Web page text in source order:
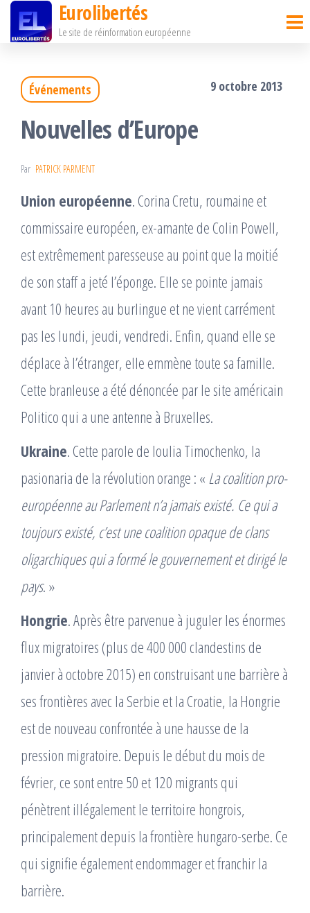
Passer
Eurolibertés
Le site de réinformation européenne
Événements 9 octobre 2013
Nouvelles d’Europe
Par PATRICK PARMENT
Union européenne. Corina Cretu, roumaine et
commissaire européen, ex-amante de Colin Powell,
est extrêmement paresseuse au point que la moitié
de son staff a jeté lʼéponge. Elle se pointe jamais
avant 10 heures au burlingue et ne vient carrément
pas les lundi, jeudi, vendredi. Enfin, quand elle se
déplace à lʼétranger, elle emmène toute sa famille.
Cette branleuse a été dénoncée par le site américain
Politico qui a une antenne à Bruxelles.
Ukraine. Cette parole de Ioulia Timochenko, la
pasionaria de la révolution orange : « La coalition pro-
européenne au Parlement nʼa jamais existé. Ce qui a
toujours existé, cʼest une coalition opaque de clans
oligarchiques qui a formé le gouvernement et dirigé le
pays. »
Hongrie. Après être parvenue à juguler les énormes
flux migratoires (plus de 400 000 clandestins de
janvier à octobre 2015) en construisant une barrière à
ses frontières avec la Serbie et la Croatie, la Hongrie
est de nouveau confrontée à une hausse de la
pression migratoire. Depuis le début du mois de
février, ce sont entre 50 et 120 migrants qui
pénètrent illégalement le territoire hongrois,
principalement depuis la frontière hungaro-serbe. Ce
qui signifie également endommager et franchir la
barrière.